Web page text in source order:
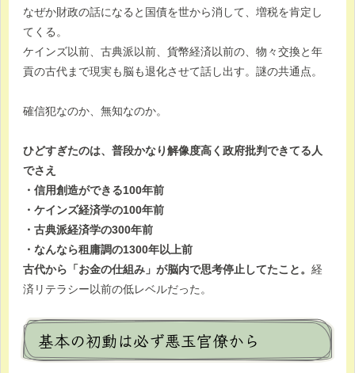
なぜか財政の話になると国債を世から消して、増税を肯定し
てくる。
ケインズ以前、古典派以前、貨幣経済以前の、物々交換と年
貢の古代まで現実も脳も退化させて話し出す。謎の共通点。
確信犯なのか、無知なのか。
ひどすぎたのは、普段かなり解像度高く政府批判できてる人
でさえ
・信用創造ができる100年前
・ケインズ経済学の100年前
・古典派経済学の300年前
・なんなら租庸調の1300年以上前
古代から「お金の仕組み」が脳内で思考停止してたこと。 経
済リテラシー以前の低レベルだった。
基本の初動は必ず悪玉官僚から